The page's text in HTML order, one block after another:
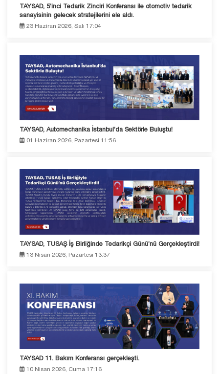
TAYSAD, 5’inci Tedarik Zinciri Konferansı ile otomotiv tedarik
sanayisinin gelecek stratejilerini ele aldı.
23 Haziran 2026, Salı 17:04
TAYSAD, Automechanika İstanbul’da Sektörle Buluştu!
01 Haziran 2026, Pazartesi 11:56
TAYSAD, TUSAŞ İş Birliğinde Tedarikçi Günü’nü Gerçekleştirdi!
13 Nisan 2026, Pazartesi 13:37
TAYSAD 11. Bakım Konferansı gerçekleşti.
10 Nisan 2026, Cuma 17:16